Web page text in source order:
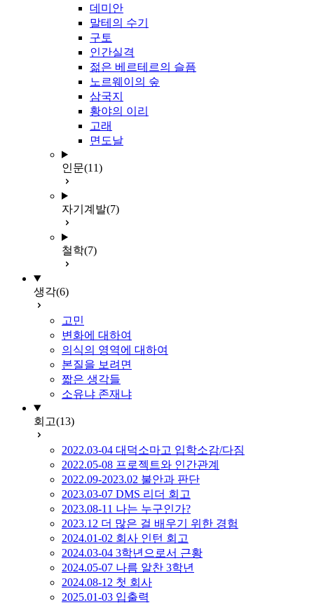
데미안
말테의 수기
구토
인간실격
젊은 베르테르의 슬픔
노르웨이의 숲
삼국지
황야의 이리
고래
면도날
인문(11)
자기계발(7)
철학(7)
생각(6)
고민
변화에 대하여
의식의 영역에 대하여
본질을 보려면
짧은 생각들
소유냐 존재냐
회고(13)
2022.03-04 대덕소마고 입학소감/다짐
2022.05-08 프로젝트와 인간관계
2022.09-2023.02 불안과 판단
2023.03-07 DMS 리더 회고
2023.08-11 나는 누구인가?
2023.12 더 많은 걸 배우기 위한 경험
2024.01-02 회사 인턴 회고
2024.03-04 3학년으로서 근황
2024.05-07 나름 알찬 3학년
2024.08-12 첫 회사
2025.01-03 입출력